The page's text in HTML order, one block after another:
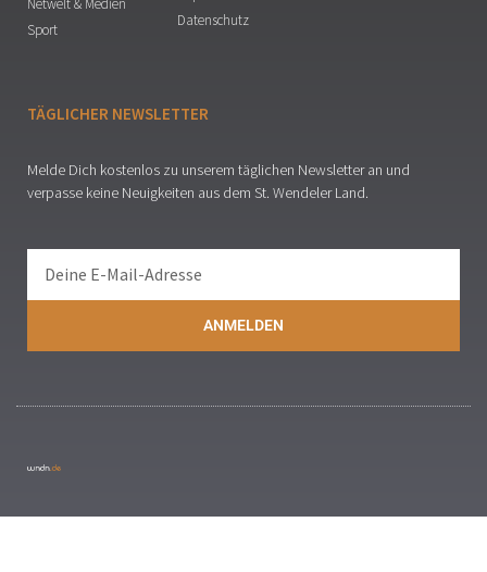
Sport
Datenschutz
TÄGLICHER NEWSLETTER
Melde Dich kostenlos zu unserem täglichen Newsletter an und
verpasse keine Neuigkeiten aus dem St. Wendeler Land.
ANMELDEN